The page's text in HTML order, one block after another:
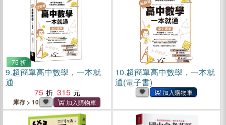
75 折
9.超簡單高中數學，一本就
通
75
315
庫存 > 10
10.超簡單高中數學，一本就
通(電子書)